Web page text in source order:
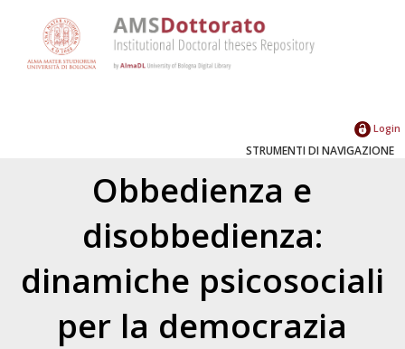
Login
STRUMENTI DI NAVIGAZIONE
Obbedienza e
disobbedienza:
dinamiche psicosociali
per la democrazia